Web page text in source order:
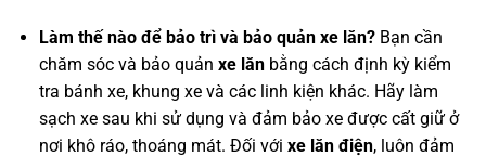
Làm thế nào để bảo trì và bảo quản xe lăn?Bạn cần
chăm sóc và bảo quản xe lănbằng cách định kỳ kiểm
tra bánh xe, khung xe và các linh kiện khác. Hãy làm
sạch xe sau khi sử dụng và đảm bảo xe được cất giữ ở
nơi khô ráo, thoáng mát. Đối với xe lăn điện, luôn đảm